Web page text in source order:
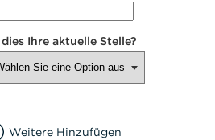
Ihre aktuelle Stelle?
Weitere Hinzufügen